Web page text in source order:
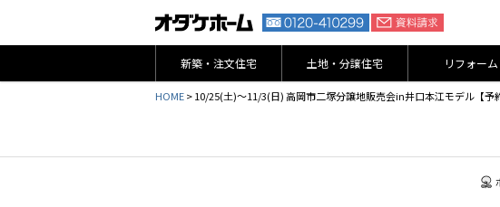
新築・注文住宅 土地・分譲住宅 リフォーム
HOME>10/25(土)～11/3(日) 高岡市二塚分譲地販売会in井口本江モデル【予